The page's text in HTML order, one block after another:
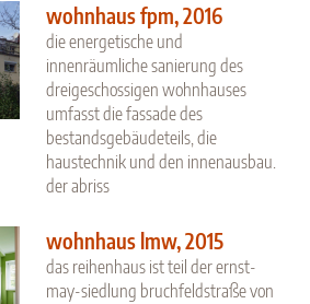
wohnhaus fpm, 2016
die energetische und
innenräumliche sanierung des
dreigeschossigen wohnhauses
umfasst die fassade des
bestandsgebäudeteils, die
haustechnik und den innenausbau.
der abriss
wohnhaus lmw, 2015
das reihenhaus ist teil der ernst-
may-siedlung bruchfeldstraße von